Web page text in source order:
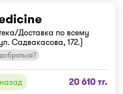
Доставка по всему
Садвакасова, 172.)
20 610 тг.